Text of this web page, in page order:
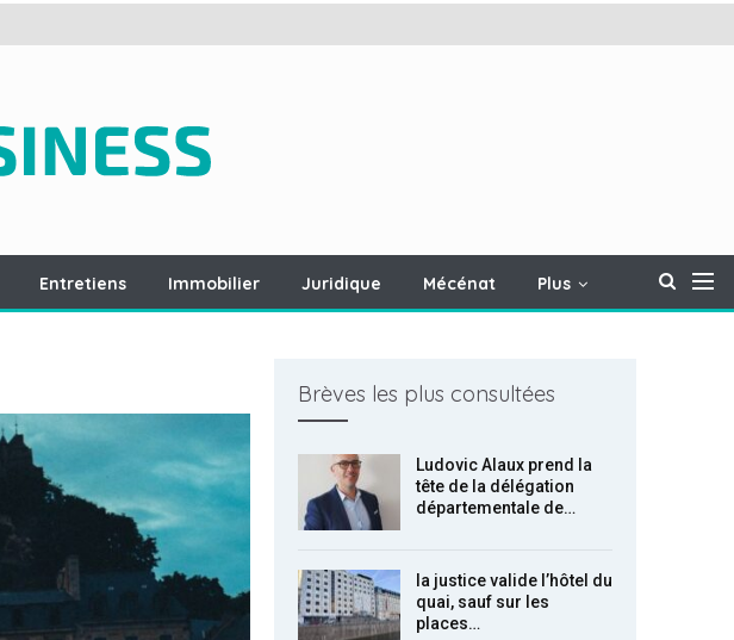
Entretiens Immobilier Juridique Mécénat Plus
Brèves les plus consultées
Ludovic Alaux prend la
tête de la délégation
départementale de…
la justice valide l’hôtel du
quai, sauf sur les
places…